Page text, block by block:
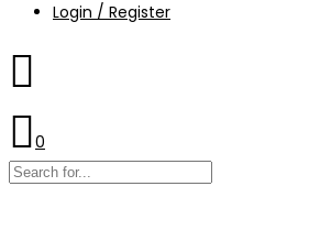
Login / Register
0